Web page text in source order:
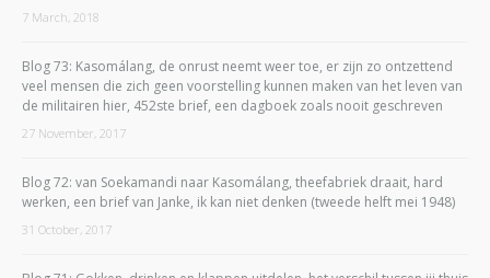
7 March, 2018
Blog 73: Kasomálang, de onrust neemt weer toe, er zijn zo ontzettend
veel mensen die zich geen voorstelling kunnen maken van het leven van
de militairen hier, 452ste brief, een dagboek zoals nooit geschreven
27 November, 2017
Blog 72: van Soekamandi naar Kasomálang, theefabriek draait, hard
werken, een brief van Janke, ik kan niet denken (tweede helft mei 1948)
31 October, 2017